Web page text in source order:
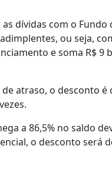
dívidas com o
ou seja,
e soma R$ 9
atraso, o desconto é
a 86,5% no saldo
o desconto será